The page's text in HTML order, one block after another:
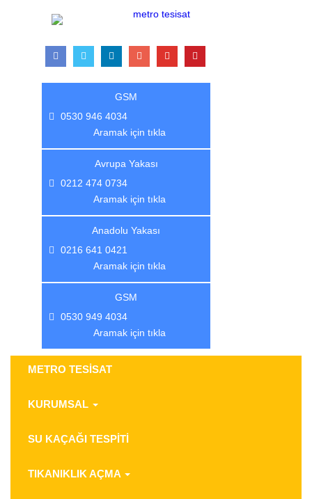
GSM
Aramak için tıkla
0530 946 4034
Avrupa Yakası
Aramak için tıkla
0212 474 0734
Anadolu Yakası
Aramak için tıkla
0216 641 0421
GSM
Aramak için tıkla
0530 949 4034
METRO TESİSAT
KURUMSAL
SU KAÇAĞI TESPİTİ
TIKANIKLIK AÇMA